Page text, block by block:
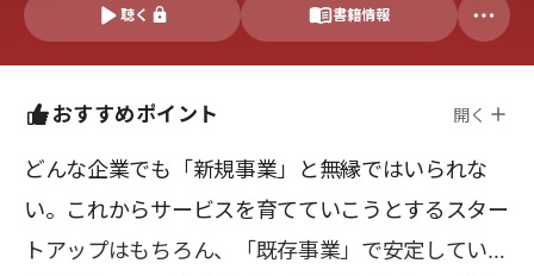
聴く 書籍情報
おすすめポイント 開く
どんな企業でも「新規事業」と無縁ではいられな
い。これからサービスを育てていこうとするスター
トアップはもちろん、「既存事業」で安定している